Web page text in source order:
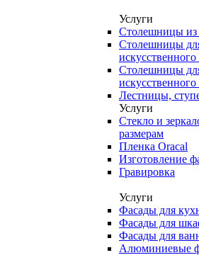
Услуги
Столешницы из
Столешницы
Столешницы
Лестницы,
Услуги
Стекло и
размерам
Пленка Oracal
Изготовление
Гравировка
Услуги
Фасады для
Фасады для
Фасады для
Алюминиевые